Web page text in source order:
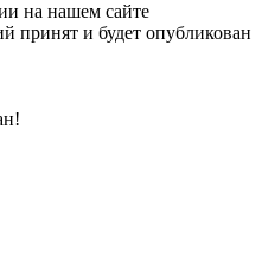
на нашем сайте
принят и будет опубликован